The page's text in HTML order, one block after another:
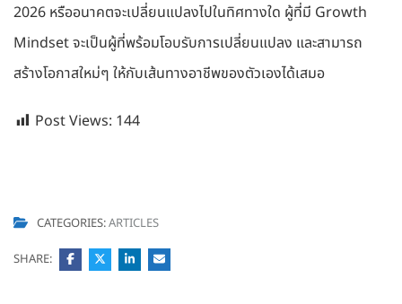
2026 หรืออนาคตจะเปลี่ยนแปลงไปในทิศทางใด ผู้ที่มี Growth
Mindset จะเป็นผู้ที่พร้อมโอบรับการเปลี่ยนแปลง และสามารถ
สร้างโอกาสใหม่ๆ ให้กับเส้นทางอาชีพของตัวเองได้เสมอ
Post Views: 144
CATEGORIES:ARTICLES
SHARE: